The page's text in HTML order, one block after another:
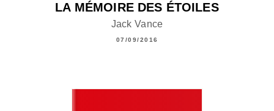
LA MÉMOIRE DES ÉTOILES
Jack Vance
07/09/2016